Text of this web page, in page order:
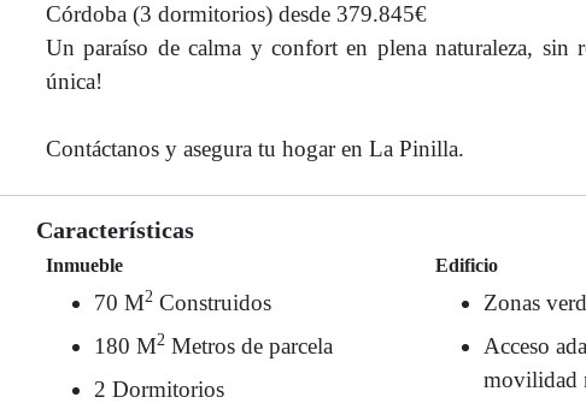
Córdoba (3 dormitorios) desde 379.845€
Un paraíso de calma y confort en plena naturaleza, sin
única!
Contáctanos y asegura tu hogar en La Pinilla.
Características
Inmueble
70 M2 Construidos
180 M2 Metros de parcela
2 Dormitorios
Edificio
Zonas
Acceso
movilidad